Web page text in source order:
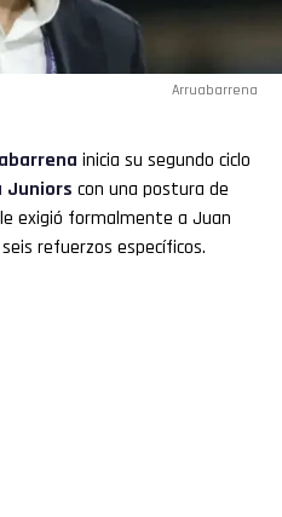
Arruabarrena
inicia su segundo ciclo
Juniors con una postura de
exigió formalmente a Juan
refuerzos específicos.